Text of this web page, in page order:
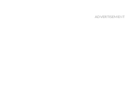
ADVERTISEMENT